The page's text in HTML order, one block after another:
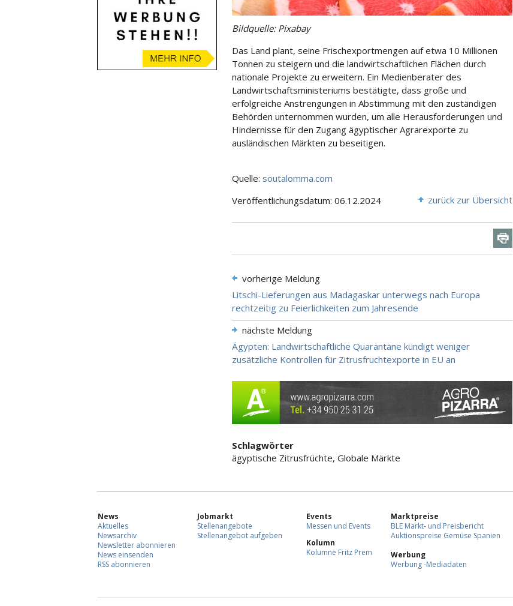
Bildquelle: Pixabay
Das Land plant, seine Frischexportmengen auf etwa 10 Millionen
Tonnen zu steigern und die landwirtschaftlichen Flächen durch
nationale Projekte zu erweitern. Ein Medienberater des
Landwirtschaftsministeriums bestätigte, dass große und
erfolgreiche Anstrengungen in Abstimmung mit den zuständigen
Behörden unternommen wurden, um alle Herausforderungen und
Hindernisse für den Zugang ägyptischer Agrarexporte zu
ausländischen Märkten zu beseitigen.
Quelle: soutalomma.com
Veröffentlichungsdatum: 06.12.2024
zurück zur Übersicht
vorherige Meldung
Litschi-Lieferungen aus Madagaskar unterwegs nach Europa
rechtzeitig zu Feierlichkeiten zum Jahresende
nächste Meldung
Ägypten: Landwirtschaftliche Quarantäne kündigt weniger
zusätzliche Kontrollen für Zitrusfruchtexporte in EU an
Schlagwörter
ägyptische Zitrusfrüchte, Globale Märkte
News
Aktuelles
Newsarchiv
Newsletter abonnieren
News einsenden
RSS abonnieren
Jobmarkt
Stellenangebote
Stellenangebot aufgeben
Events
Messen und Events
Kolumn
Kolumne Fritz Prem
Marktpreise
BLE Markt- und Preisbericht
Auktionspreise Gemüse Spanien
Werbung
Werbung -Mediadaten